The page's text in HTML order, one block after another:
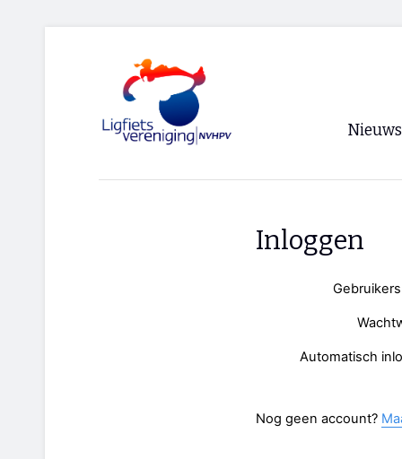
Nieuws
Inloggen
Automatisch
Nog geen account?